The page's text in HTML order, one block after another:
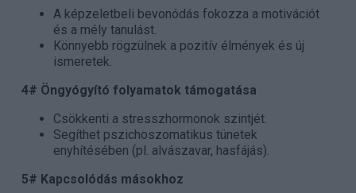
A képzeletbeli bevonódás fokozza a motivációt
és a mély tanulást.
Könnyebb rögzülnek a pozitív élmények és új
ismeretek.
4# Öngyógyító folyamatok támogatása
Csökkenti a stresszhormonok szintjét.
Segíthet pszichoszomatikus tünetek
enyhítésében (pl. alvászavar, hasfájás).
5# Kapcsolódás másokhoz